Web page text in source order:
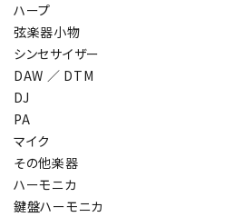
ハープ
弦楽器小物
シンセサイザー
DAW ／ DTM
DJ
PA
マイク
その他楽器
ハーモニカ
鍵盤ハーモニカ